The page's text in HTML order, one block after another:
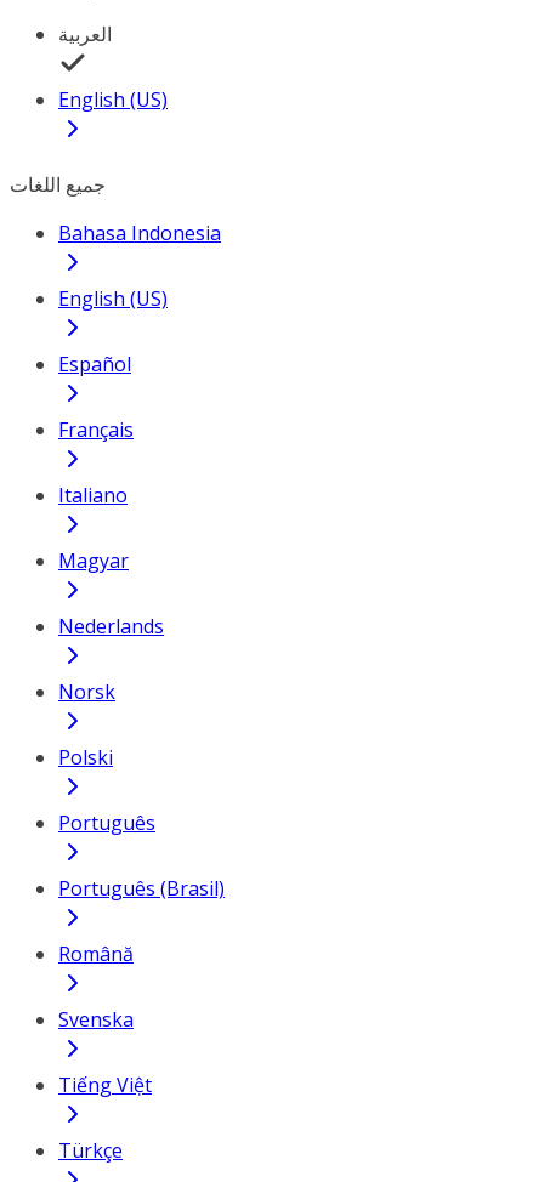
العربية
English (US)
جميع اللغات
Bahasa Indonesia
English (US)
Español
Français
Italiano
Magyar
Nederlands
Norsk
Polski
Português
Português (Brasil)
Română
Svenska
Tiếng Việt
Türkçe